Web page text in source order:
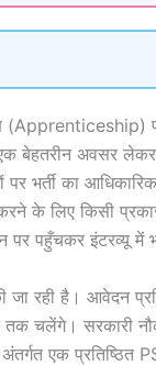
(Apprenticeship)
बेहतरीन अवसर
का आधिकारिक
के लिए किसी
पर पहुँचकर इंटरव्यू
जा रही है। आवेदन
चलेंगे। सरकारी
एक प्रतिष्ठित